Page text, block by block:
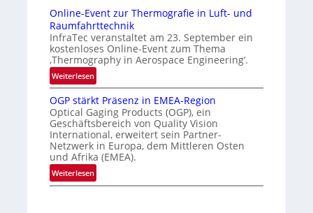
D
r
u
c
k
r
k
e
n
r
e
‚
H
y
p
e
r
s
p
e
c
t
r
t
e
r
n
a
t
o
n
a
l
V
i
s
Online-Event zur Thermografie in Luft- und
Raumfahrttechnik
InfraTec veranstaltet am 23. September ein
kostenloses Online-Event zum Thema
‚Thermography in Aerospace Engineering‘.
Weiterlesen:
O
n
l
i
n
e
-
E
OGP stärkt Präsenz in EMEA-Region
Optical Gaging Products (OGP), ein
Geschäftsbereich von Quality Vision
International, erweitert sein Partner-
Netzwerk in Europa, dem Mittleren Osten
und Afrika (EMEA).
Weiterlesen:
O